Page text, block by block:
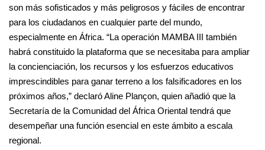
son más sofisticados y más peligrosos y fáciles de encontrar
para los ciudadanos en cualquier parte del mundo,
especialmente en África. “La operación MAMBA III también
habrá constituido la plataforma que se necesitaba para ampliar
la concienciación, los recursos y los esfuerzos educativos
imprescindibles para ganar terreno a los falsificadores en los
próximos años,” declaró Aline Plançon, quien añadió que la
Secretaría de la Comunidad del África Oriental tendrá que
desempeñar una función esencial en este ámbito a escala
regional.